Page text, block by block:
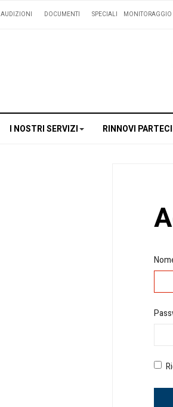
AUDIZIONI DOCUMENTI SPECIALI MONITORAGGIO
I NOSTRI SERVIZI RINNOVI